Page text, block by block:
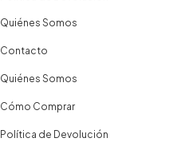
Quiénes Somos
Contacto
Quiénes Somos
Cómo Comprar
Política de Devolución